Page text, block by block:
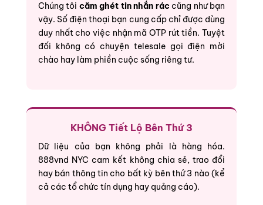
Chúng tôi căm ghét tin nhắn rác cũng như bạn
vậy. Số điện thoại bạn cung cấp chỉ được dùng
duy nhất cho việc nhận mã OTP rút tiền. Tuyệt
đối không có chuyện telesale gọi điện mời
chào hay làm phiền cuộc sống riêng tư.
KHÔNG Tiết Lộ Bên Thứ 3
Dữ liệu của bạn không phải là hàng hóa.
888vnd NYC cam kết không chia sẻ, trao đổi
hay bán thông tin cho bất kỳ bên thứ 3 nào (kể
cả các tổ chức tín dụng hay quảng cáo).